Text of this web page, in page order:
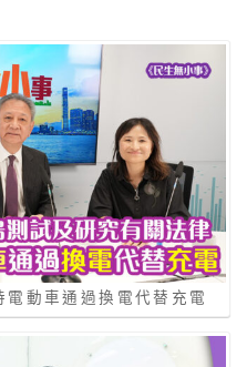
動車通過換電代替充電